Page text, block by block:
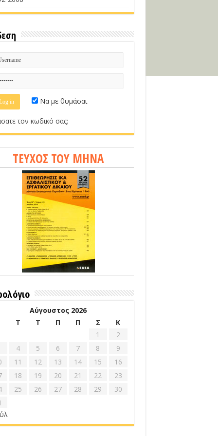
Να με θυμάσαι
τον κωδικό σας;
ΤΕΥΧΟΣ ΤΟΥ ΜΗΝΑ
Αύγουστος 2026
Τ Τ Π Π Σ
Κ
1
2
4 5 6 7 8
9
11 12 13 14 15
16
18 19 20 21 22
23
25 26 27 28 29
30